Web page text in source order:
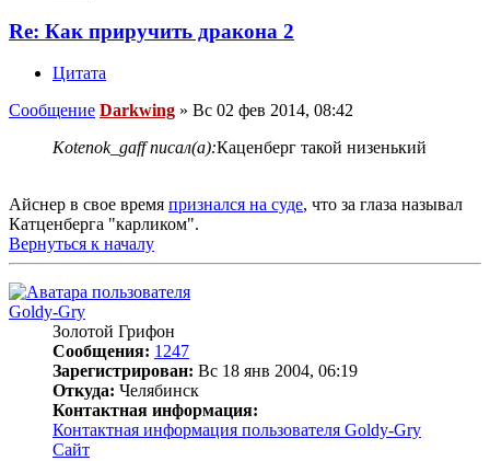
Re: Как приручить дракона 2
Цитата
Сообщение Darkwing » Вс 02 фев 2014, 08:42
Kotenok_gaff писал(а):Каценберг такой низенький
Айснер в свое время признался на суде, что за глаза называл
Катценберга "карликом".
Вернуться к началу
Goldy-Gry
Золотой Грифон
Сообщения: 1247
Зарегистрирован: Вс 18 янв 2004, 06:19
Откуда: Челябинск
Контактная информация:
Контактная информация пользователя Goldy-Gry
Сайт